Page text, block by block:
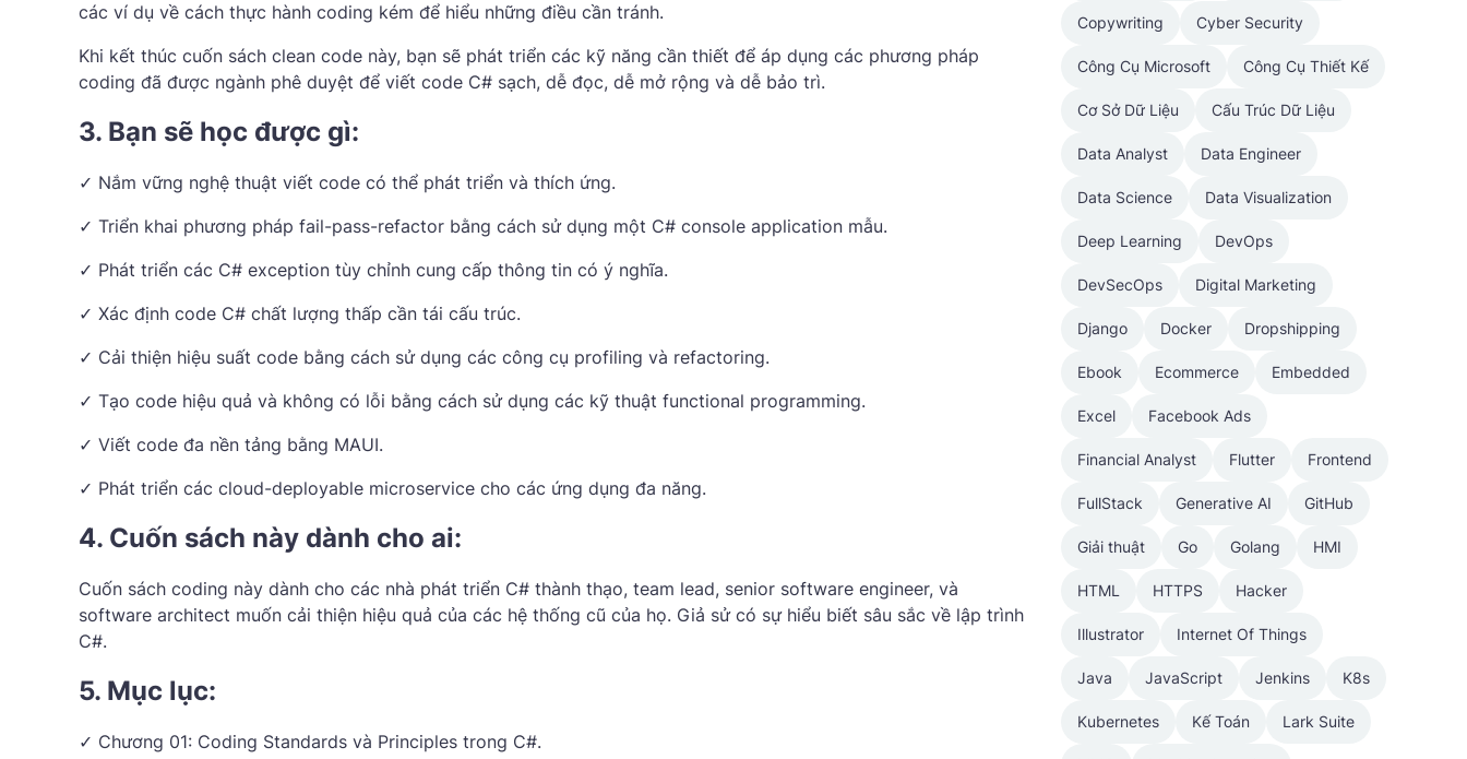
các ví dụ về cách thực hành coding kém để hiểu những điều cần tránh.
Khi kết thúc cuốn sách clean code này, bạn sẽ phát triển các kỹ năng cần thiết để áp dụng các phương pháp
coding đã được ngành phê duyệt để viết code C# sạch, dễ đọc, dễ mở rộng và dễ bảo trì.
3. Bạn sẽ học được gì:
✓ Nắm vững nghệ thuật viết code có thể phát triển và thích ứng.
✓ Triển khai phương pháp fail-pass-refactor bằng cách sử dụng một C# console application mẫu.
✓ Phát triển các C# exception tùy chỉnh cung cấp thông tin có ý nghĩa.
✓ Xác định code C# chất lượng thấp cần tái cấu trúc.
✓ Cải thiện hiệu suất code bằng cách sử dụng các công cụ profiling và refactoring.
✓ Tạo code hiệu quả và không có lỗi bằng cách sử dụng các kỹ thuật functional programming.
✓ Viết code đa nền tảng bằng MAUI.
✓ Phát triển các cloud-deployable microservice cho các ứng dụng đa năng.
4. Cuốn sách này dành cho ai:
Cuốn sách coding này dành cho các nhà phát triển C# thành thạo, team lead, senior software engineer, và
software architect muốn cải thiện hiệu quả của các hệ thống cũ của họ. Giả sử có sự hiểu biết sâu sắc về lập trình
C#.
5. Mục lục:
✓ Chương 01: Coding Standards và Principles trong C#.
Copywriting Cyber Security
Công Cụ Microsoft Công Cụ Thiết Kế
Cơ Sở Dữ Liệu Cấu Trúc Dữ Liệu
Data Analyst Data Engineer
Data Science Data Visualization
Deep Learning DevOps
DevSecOps Digital Marketing
Django Docker Dropshipping
Ebook Ecommerce Embedded
Excel Facebook Ads
Financial Analyst Flutter Frontend
FullStack Generative AI GitHub
Giải thuật Go Golang HMI
HTML HTTPS Hacker
Illustrator Internet Of Things
Java JavaScript Jenkins K8s
Kubernetes Kế Toán Lark Suite